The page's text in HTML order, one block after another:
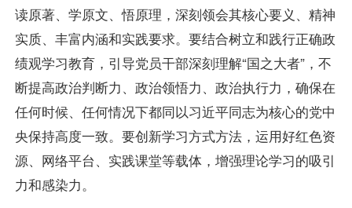
读原著、学原文、悟原理，深刻领会其核心要义、精神
实质、丰富内涵和实践要求。要结合树立和践行正确政
绩观学习教育，引导党员干部深刻理解“国之大者”，不
断提高政治判断力、政治领悟力、政治执行力，确保在
任何时候、任何情况下都同以习近平同志为核心的党中
央保持高度一致。要创新学习方式方法，运用好红色资
源、网络平台、实践课堂等载体，增强理论学习的吸引
力和感染力。